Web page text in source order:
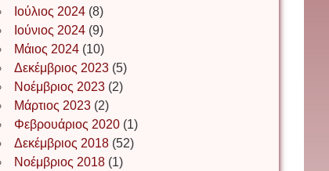
Ιωάννης Σ. Παπαφλωράτος
ΝΙΚΟΣ ΓΑΤΟΣ
Νίκος Λυγερός
Ιούλιος 2024 (8)
Ιούνιος 2024 (9)
Μάιος 2024 (10)
Δεκέμβριος 2023 (5)
Νοέμβριος 2023 (2)
Μάρτιος 2023 (2)
Φεβρουάριος 2020 (1)
Δεκέμβριος 2018 (52)
Νοέμβριος 2018 (1)